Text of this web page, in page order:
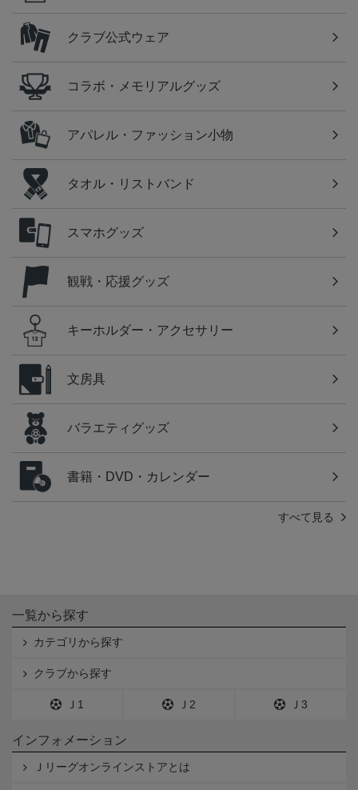
クラブ公式ウェア
コラボ・メモリアルグッズ
アパレル・ファッション小物
タオル・リストバンド
スマホグッズ
観戦・応援グッズ
キーホルダー・アクセサリー
文房具
バラエティグッズ
書籍・DVD・カレンダー
すべて見る
一覧から探す
カテゴリから探す
クラブから探す
Ｊ1 Ｊ2 Ｊ3
インフォメーション
Ｊリーグオンラインストアとは